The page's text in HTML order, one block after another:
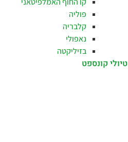
פוליה
קלבריה
נאפולי
בזיליקטה
טיולי קונספט